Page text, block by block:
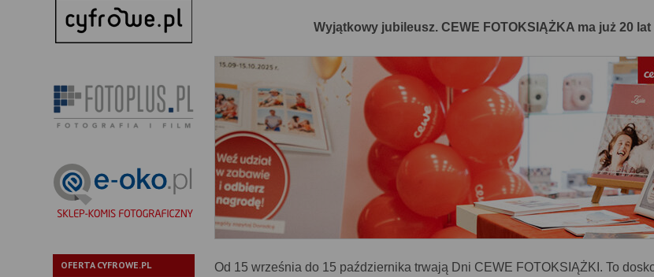
OFERTA CYFROWE.PL
Wyjątkowy jubileusz. CEWE FOTOKSIĄŻKA ma już 20 lat
Od 15 września do 15 października trwają Dni CEWE FOTOKSIĄŻKI. To